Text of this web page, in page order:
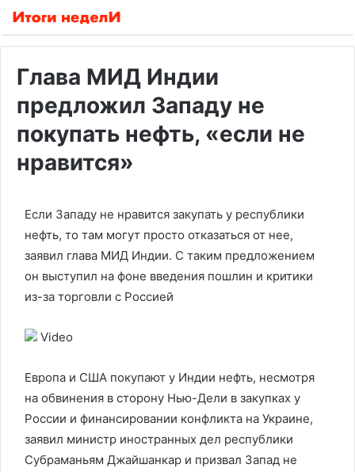
Глава МИД Индии
предложил Западу не
покупать нефть, «если не
нравится»
Если Западу не нравится закупать у республики
нефть, то там могут просто отказаться от нее,
заявил глава МИД Индии. С таким предложением
он выступил на фоне введения пошлин и критики
из-за торговли с Россией
Video
Европа и США покупают у Индии нефть, несмотря
на обвинения в сторону Нью-Дели в закупках у
России и финансировании конфликта на Украине,
заявил министр иностранных дел республики
Субраманьям Джайшанкар и призвал Запад не